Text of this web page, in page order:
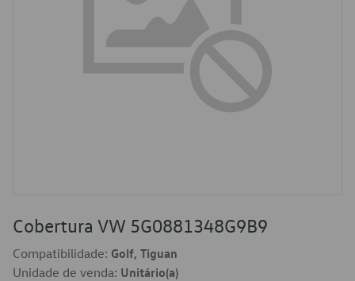
Cobertura VW 5G0881348G9B9
Compatibilidade: Golf, Tiguan
Unidade de venda: Unitário(a)